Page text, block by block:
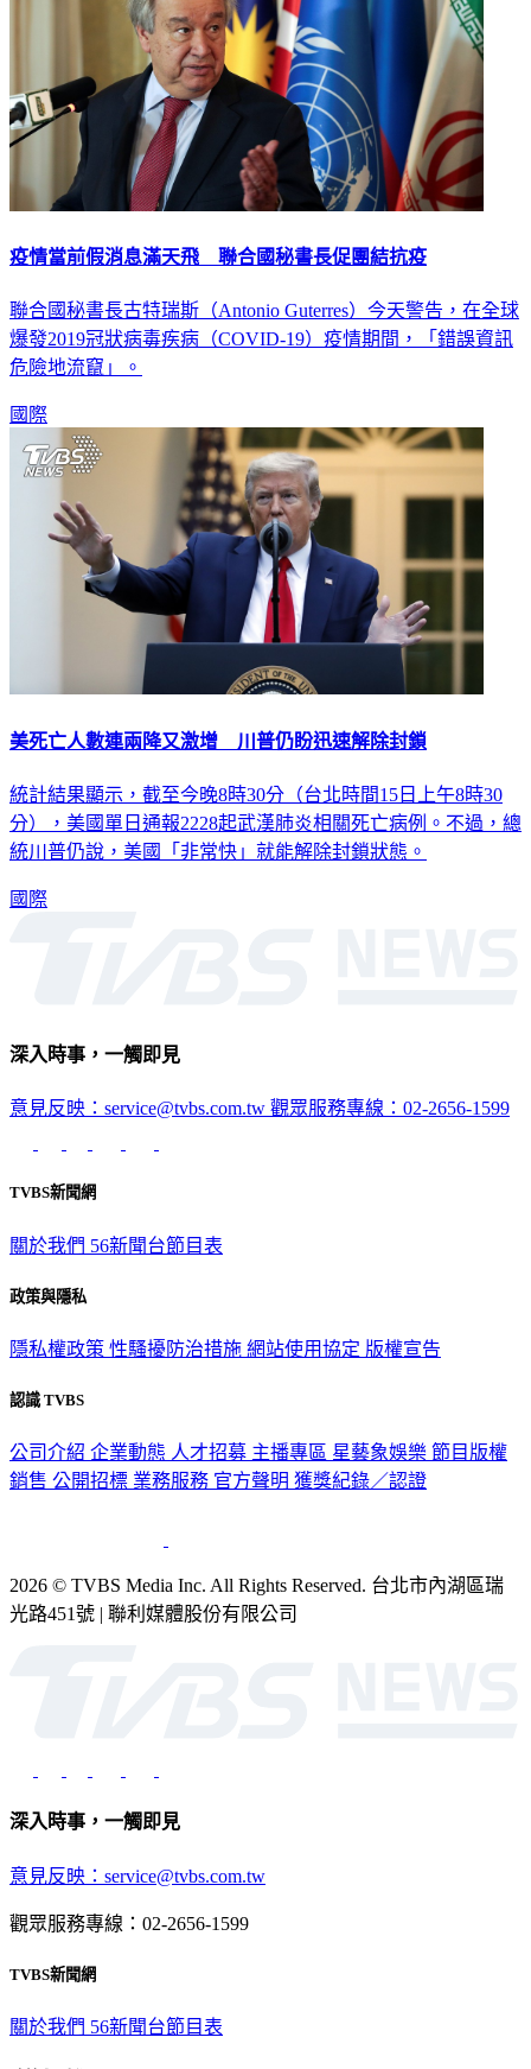
疫情當前假消息滿天飛 聯合國秘書長促團結抗疫
聯合國秘書長古特瑞斯（Antonio Guterres）今天警告，在全球
爆發2019冠狀病毒疾病（COVID-19）疫情期間，「錯誤資訊
危險地流竄」。
國際
美死亡人數連兩降又激增 川普仍盼迅速解除封鎖
統計結果顯示，截至今晚8時30分（台北時間15日上午8時30
分），美國單日通報2228起武漢肺炎相關死亡病例。不過，總
統川普仍說，美國「非常快」就能解除封鎖狀態。
國際
深入時事，一觸即見
意見反映：service@tvbs.com.tw 觀眾服務專線：02-2656-1599
TVBS新聞網
關於我們 56新聞台節目表
政策與隱私
隱私權政策 性騷擾防治措施 網站使用協定 版權宣告
認識 TVBS
公司介紹 企業動態 人才招募 主播專區 星藝象娛樂 節目版權
銷售 公開招標 業務服務 官方聲明 獲獎紀錄／認證
2026 © TVBS Media Inc. All Rights Reserved. 台北市內湖區瑞
光路451號 | 聯利媒體股份有限公司
深入時事，一觸即見
意見反映：service@tvbs.com.tw
觀眾服務專線：02-2656-1599
TVBS新聞網
關於我們 56新聞台節目表